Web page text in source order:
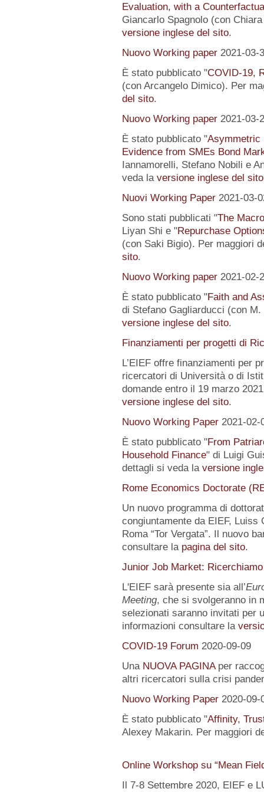
Evaluation, with a
Giancarlo Spagnolo (con
versione inglese del sito.
Nuovo Working paper 2021-03-
È stato pubblicato "COVID-19,
(con Arcangelo Dimico). Per
del sito.
Nuovo Working paper 2021-03-
È stato pubblicato "Asymmetric
Evidence from SMEs Bond
Iannamorelli, Stefano Nobili e
veda la versione inglese del sito
Nuovi Working Paper 2021-03-
Sono stati pubblicati "The
Liyan Shi e "Repurchase
(con Saki Bigio). Per maggiori
sito.
Nuovo Working paper 2021-02-
È stato pubblicato "Faith and
di Stefano Gagliarducci (con
versione inglese del sito.
Finanziamenti per progetti di
L’EIEF offre finanziamenti per
ricercatori di Università o di
domande entro il 19 marzo
versione inglese del sito.
Nuovo Working Paper 2021-02-
È stato pubblicato "From
Household Finance" di Luigi
dettagli si veda la versione
Rome Economics Doctorate
Un nuovo programma di
congiuntamente da EIEF, Luiss
Roma “Tor Vergata”. Il nuovo
consultare la pagina del sito.
Junior Job Market:
L'EIEF sarà presente sia all’
Meeting, che si svolgeranno in
selezionati saranno invitati per
informazioni consultare la
COVID-19 Forum 2020-09-09
Una NUOVA PAGINAper
altri ricercatori sulla crisi
Nuovo Working Paper 2020-09-
È stato pubblicato "Affinity,
Alexey Makarin. Per maggiori
Online Workshop su “Mean
Il 7-8 Settembre 2020, EIEF e